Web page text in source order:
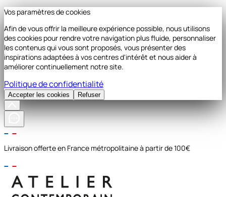
Vos paramètres de cookies
Afin de vous offrir la meilleure expérience possible, nous utilisons
des cookies pour rendre votre navigation plus fluide, personnaliser
les contenus qui vous sont proposés, vous présenter des
inspirations adaptées à vos centres d'intérêt et nous aider à
améliorer continuellement notre site.
Politique de confidentialité
Accepter les cookies Refuser
Livraison offerte en France métropolitaine à partir de 100€